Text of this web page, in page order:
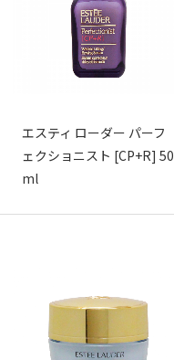
エスティ ローダー パーフ
ェクショニスト [CP+R] 50
ml